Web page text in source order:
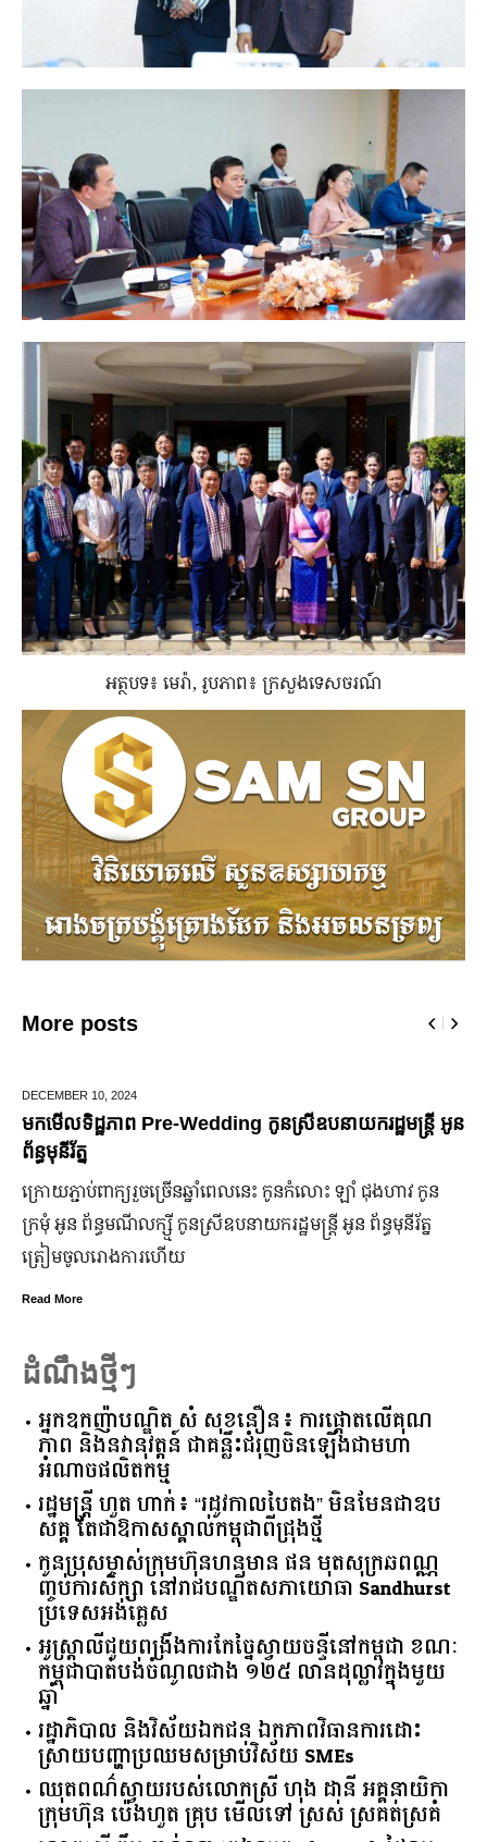
អត្ថបទ៖ មេរ៉ា, រូបភាព៖ ក្រសួងទេសចរណ៍
More posts
JUNE 25,2024
មកដឹងប្រាក់ចំណេញសុទ្ធរបស់ក្រុមហ៊ុន Ford ពីឆ្នាំ២០១០ ដល់
ឆ្នាំ២០២៤
ក្រុមហ៊ុន Ford Motor ទទួលប្រាក់ចំណេញសរុបប្រចាំឆ្នាំមានការកើន
ឡើង បើទោះបីវិបត្តិសេដ្ឋកិច្ចពិភពលោកមិនទាន់មានស្ថានភាពល្អ
ប្រសើរ។
Read More
ដំណឹងថ្មីៗ
អ្នកឧកញ៉ាបណ្ឌិត សំ សុខនឿន៖ ការផ្តោតលើគុណ
ភាព និងនវានុវត្តន៍ ជាគន្លឹះជំរុញចិនឡើងជាមហា
អំណាចផលិតកម្ម
រដ្ឋមន្ត្រី ហួត ហាក់៖ “រដូវកាលបៃតង” មិនមែនជាឧប
សគ្គ តែជាឱកាសស្គាល់កម្ពុជាពីជ្រុងថ្មី
កូនប្រុសម្ចាស់ក្រុមហ៊ុនហនុមាន ផន មុតសុក្រឆពណ្ណ
ញ្ចប់ការសិក្សា នៅរាជបណ្ឌិតសភាយោធា Sandhurst
ប្រទេសអង់គ្លេស
អូស្ត្រាលី​ជួយ​ពង្រឹង​ការ​កែច្នៃ​ស្វាយចន្ទី​នៅ​កម្ពុជា​ ​ខណៈ​
កម្ពុជា​បាត់បង់​ចំណូល​ជាង​ ​១២៥​ ​លាន​ដុល្លារ​ក្នុង​មួយ​
ឆ្នាំ​
រដ្ឋាភិបាល​ ​និង​វិស័យ​ឯកជន ​ឯកភាព​វិធានការ​ដោះ
ស្រាយ​បញ្ហា​ប្រឈម​​សម្រាប់​វិស័យ​ ​SMEs​
ឈុតពណ៌ស្វាយរបស់លោកស្រី ហុង ដានី អគ្គ​នាយិកា​
ក្រុមហ៊ុន ប៉េងហួត គ្រុប មើលទៅ ស្រស់ ស្រគត់ស្រគំ